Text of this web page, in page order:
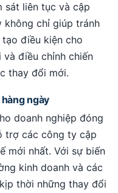
sát liên tục và cập
không chỉ giúp tránh
điều kiện cho
điều chỉnh chiến
thay đổi mới.
ngày
doanh nghiệp đóng
trợ các công ty cập
mới nhất. Với sự biến
kinh doanh và các
thời những thay đổi